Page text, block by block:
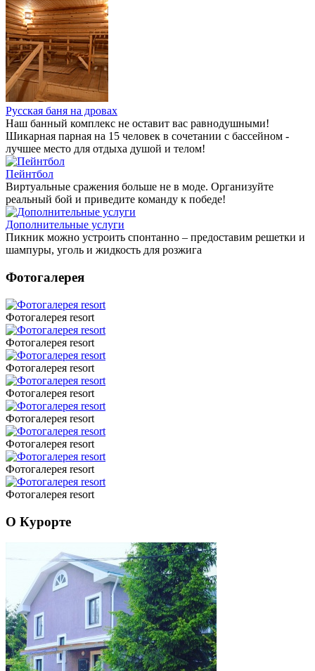
Русская баня на дровах
Наш банный комплекс не оставит вас равнодушными!
Шикарная парная на 15 человек в сочетании с бассейном -
лучшее место для отдыха душой и телом!
Пейнтбол
Виртуальные сражения больше не в моде. Организуйте
реальный бой и приведите команду к победе!
Дополнительные услуги
Пикник можно устроить спонтанно – предоставим решетки и
шампуры, уголь и жидкость для розжига
Фотогалерея
Фотогалерея resort
Фотогалерея resort
Фотогалерея resort
Фотогалерея resort
Фотогалерея resort
Фотогалерея resort
Фотогалерея resort
Фотогалерея resort
О Курорте